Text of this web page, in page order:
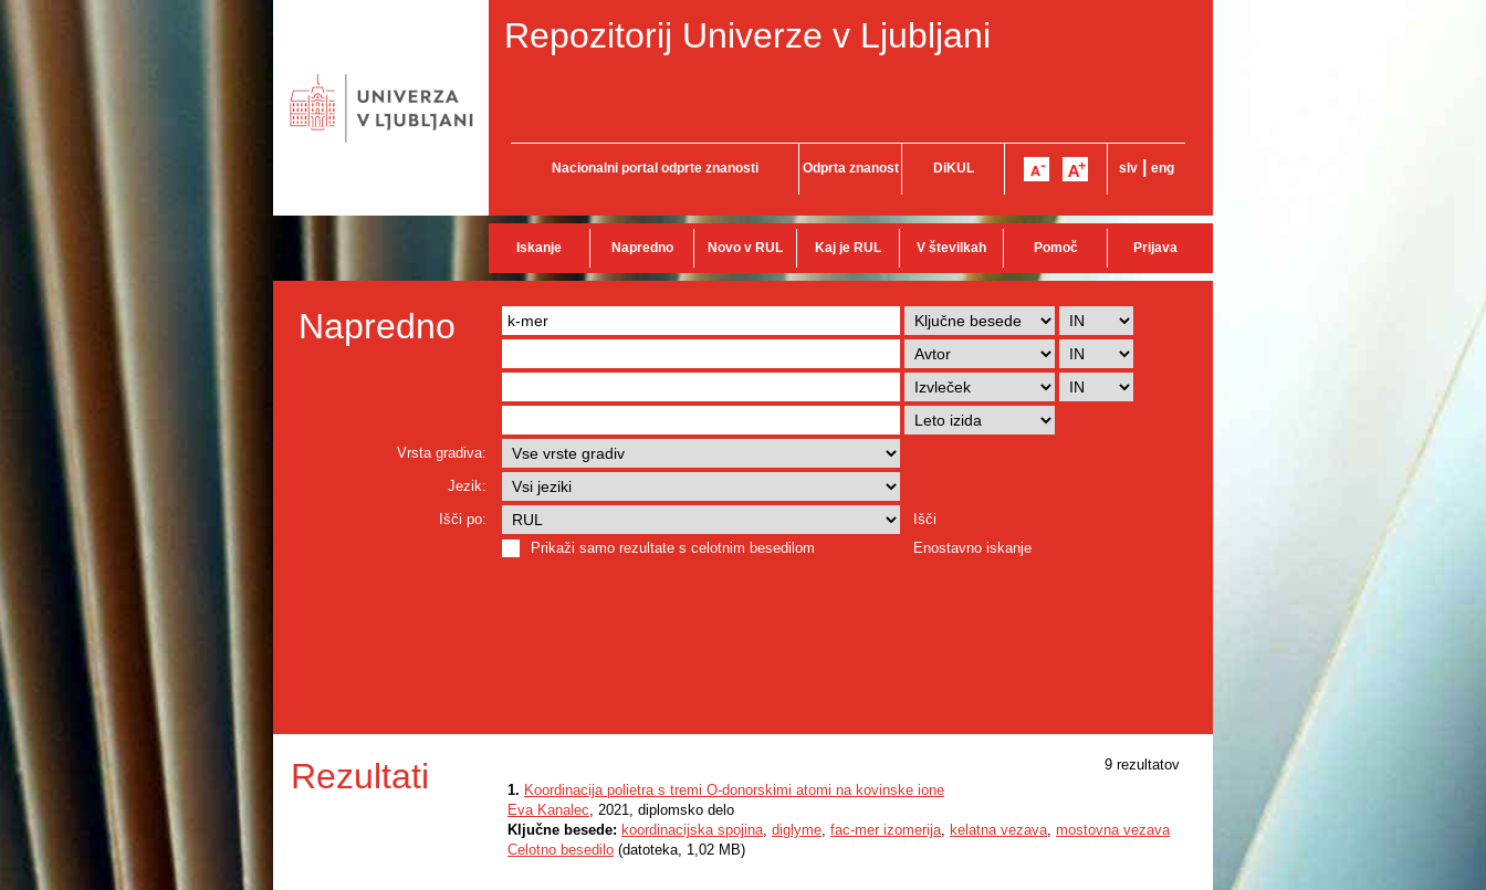
Repozitorij Univerze v Ljubljani
Nacionalni portal odprte znanosti Odprta znanost DiKUL slv eng
Iskanje Napredno Novo v RUL Kaj je RUL V številkah Pomoč Prijava
Napredno
Vrsta gradiva:
Jezik:
Išči po:
Išči
Prikaži samo rezultate s celotnim besedilom
Enostavno iskanje
Rezultati 9 rezultatov
1. Koordinacija polietra s tremi O-donorskimi atomi na kovinske ione
Eva Kanalec, 2021, diplomsko delo
Ključne besede: koordinacijska spojina, diglyme, fac-mer izomerija, kelatna vezava, mostovna vezava
Celotno besedilo (datoteka, 1,02 MB)